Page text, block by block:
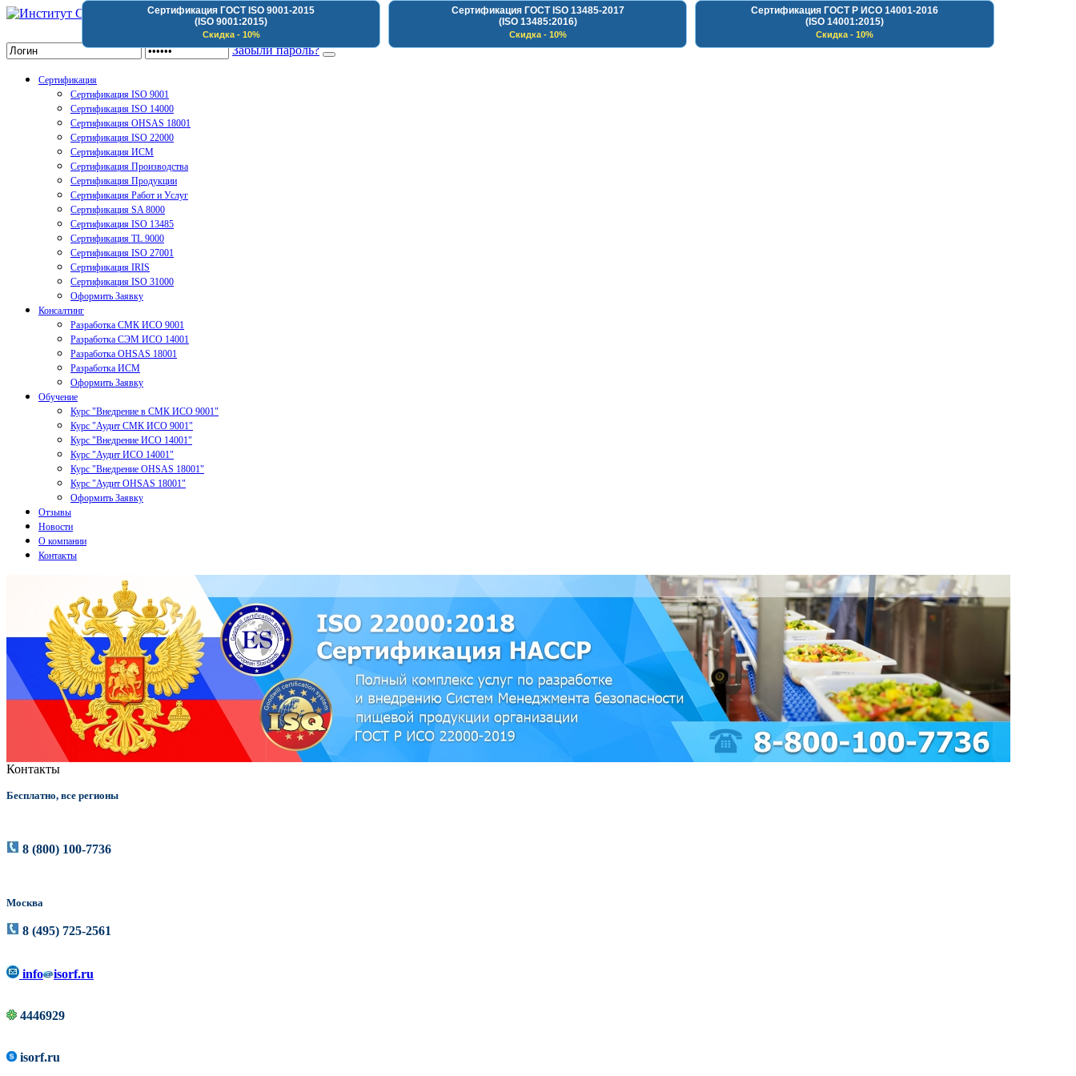
Сертификация ГОСТ ISO 9001-2015
(ISO 9001:2015)
Скидка - 10%
Сертификация ГОСТ ISO 13485-2017
(ISO 13485:2016)
Скидка - 10%
Сертификация ГОСТ Р ИСО 14001-2016
(ISO 14001:2015)
Скидка - 10%
Институт Сертификации Организаций
Забыли пароль?
Сертификация
Сертификация ISO 9001
Сертификация ISO 14000
Сертификация OHSAS 18001
Сертификация ISO 22000
Сертификация ИСМ
Сертификация Производства
Сертификация Продукции
Сертификация Работ и Услуг
Сертификация SA 8000
Сертификация ISO 13485
Сертификация TL 9000
Сертификация ISO 27001
Сертификация IRIS
Сертификация ISO 31000
Оформить Заявку
Консалтинг
Разработка СМК ИСО 9001
Разработка СЭМ ИСО 14001
Разработка OHSAS 18001
Разработка ИСМ
Оформить Заявку
Обучение
Курс "Внедрение в СМК ИСО 9001"
Курс "Аудит СМК ИСО 9001"
Курс "Внедрение ИСО 14001"
Курс "Аудит ИСО 14001"
Курс "Внедрение OHSAS 18001"
Курс "Аудит OHSAS 18001"
Оформить Заявку
Отзывы
Новости
О компании
Контакты
Контакты
Бесплатно, все регионы
8 (800) 100-7736
Москва
8 (495) 725-2561
info isorf.ru
4446929
isorf.ru